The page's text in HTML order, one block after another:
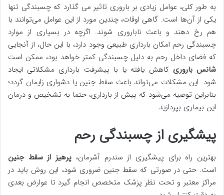
به طور کلی، عوامل زیادی بر باروری تاثیر می گذارد که چسبندگی تنها
یکی از آن‌ها است. گاهی اوقات، چندین مورد از این عوامل می‌توانند با
هم رخ دهند و باعث ناباروری شوند. اگرچه در بسیاری از موارد
چسبندگی رحم امکان بارداری طبیعی وجود دارد، با این حال، از آنجایی
که فضای داخل رحم به دلیل چسبندگی کمتر خواهد بود، ممکن است
شانس باروری کاهش یافته یا با پیشرفت بارداری مشکلاتی ایجاد
شود. این مشکلات می‌تواند باعث سقط جنین یا دشواری زایمان گردد؛
بنابراین توصیه می‌شود که پیش از بارداری، حتما به تشخیص و درمان
این بیماری بپردازید.
پیشگیری از چسبندگی رحم
بهترین راه برای پیشگیری از سندرم آشرمان، پرهیز از سقط جنین
است. حتی در صورتی که سقط جنین ضروری شود، این روش باید در
مراکز معتبر و تحت نظر پزشک متخصص انجام گیرد تا عوارض بعدی